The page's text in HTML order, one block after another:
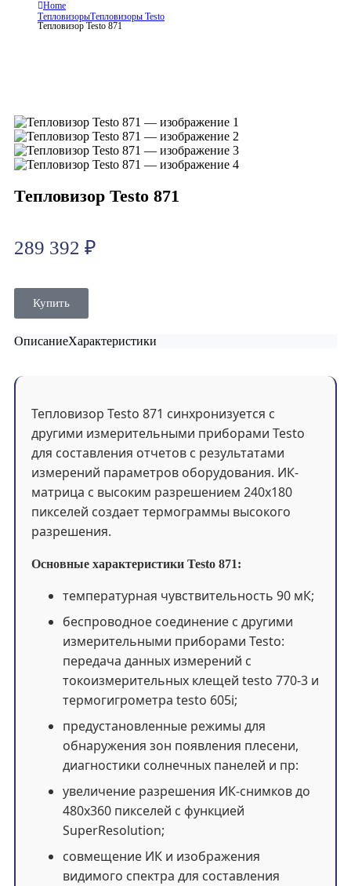
Home
ТепловизорыТепловизоры Testo
Тепловизор Testo 871
Тепловизор Testo 871
289 392 ₽
Купить
ОписаниеХарактеристики
Тепловизор Testo 871 синхронизуется с
другими измерительными приборами Testo
для составления отчетов с результатами
измерений параметров оборудования. ИК-
матрица с высоким разрешением 240х180
пикселей создает термограммы высокого
разрешения.
Основные характеристики Testo 871:
температурная чувствительность 90 мК;
беспроводное соединение с другими
измерительными приборами Testo:
передача данных измерений с
токоизмерительных клещей testo 770-3 и
термогигрометра testo 605i;
предустановленные режимы для
обнаружения зон появления плесени,
диагностики солнечных панелей и пр:
увеличение разрешения ИК-снимков до
480х360 пикселей с функцией
SuperResolution;
совмещение ИК и изображения
видимого спектра для составления